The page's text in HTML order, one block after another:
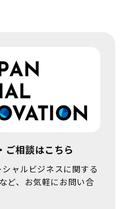
ご相談はこちら
ャルビジネスに関する
ど、お気軽にお問い合